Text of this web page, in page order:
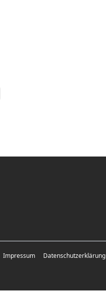
Impressum Datenschutzerklärung